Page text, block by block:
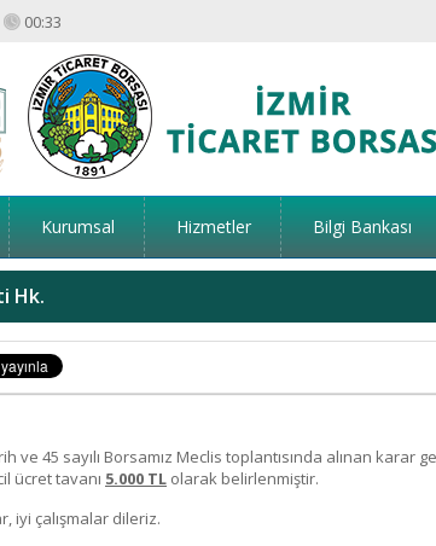
00:33
Kurumsal Hizmetler Bilgi Bankası
Hk.
ve 45 sayılı Borsamız Meclis toplantısında alınan karar
ücret tavanı 5.000 TL olarak belirlenmiştir.
iyi çalışmalar dileriz.